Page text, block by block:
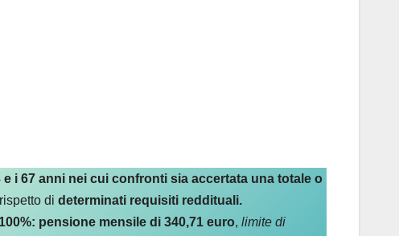
i 67 anni nei cui confronti sia accertata una totale o
di determinati requisiti reddituali.
pensione mensile di 340,71 euro, limite di